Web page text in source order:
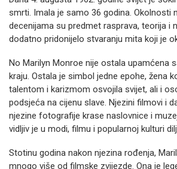
smrti. Imala je samo 36 godina. Okolnosti
decenijama su predmet rasprava, teorija i
dodatno pridonijelo stvaranju mita koji je
No Marilyn Monroe nije ostala upamćena
kraju. Ostala je simbol jedne epohe, žena
talentom i karizmom osvojila svijet, ali i
podsjeća na cijenu slave. Njezini filmovi i
njezine fotografije krase naslovnice i
vidljiv je u modi, filmu i popularnoj kulturi
Stotinu godina nakon njezina rođenja,
mnogo više od filmske zvijezde. Ona je